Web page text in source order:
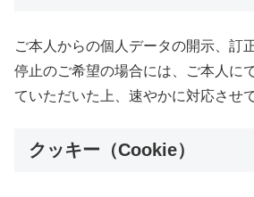
ご本人からの個人データの開示、訂
停止のご希望の場合には、ご本人に
ていただいた上、速やかに対応させ
クッキー（Cookie）